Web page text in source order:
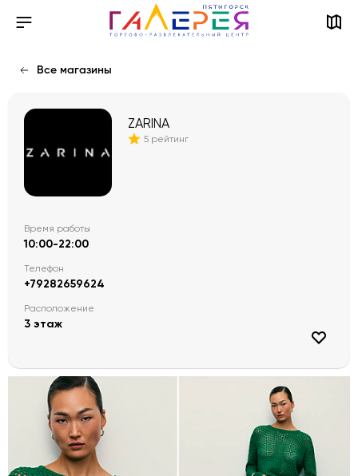
Все магазины
ZARINA
5 рейтинг
Время работы
10:00-22:00
Телефон
+79282659624
Расположение
3 этаж